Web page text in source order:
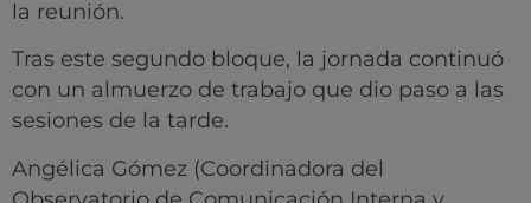
la reunión.
Tras este segundo bloque, la jornada continuó
con un almuerzo de trabajo que dio paso a las
sesiones de la tarde.
Angélica Gómez (Coordinadora del